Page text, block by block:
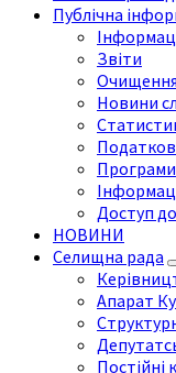
Публічна
Звіти
Новини
Програми
Доступ до
НОВИНИ
Селищна рада
Апарат
Постійні